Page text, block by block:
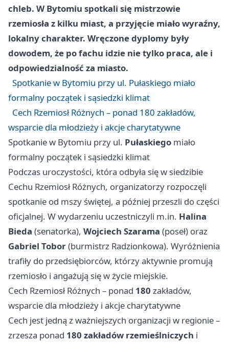
chleb. W Bytomiu spotkali się mistrzowie
rzemiosła z kilku miast, a przyjęcie miało wyraźny,
lokalny charakter. Wręczone dyplomy były
dowodem, że po fachu idzie nie tylko praca, ale i
odpowiedzialność za miasto.
Spotkanie w Bytomiu przy ul. Pułaskiego miało
formalny początek i sąsiedzki klimat
Cech Rzemiosł Różnych – ponad 180 zakładów,
wsparcie dla młodzieży i akcje charytatywne
Spotkanie w Bytomiu przy ul. Pułaskiego miało
formalny początek i sąsiedzki klimat
Podczas uroczystości, która odbyła się w siedzibie
Cechu Rzemiosł Różnych, organizatorzy rozpoczęli
spotkanie od mszy świętej, a później przeszli do części
oficjalnej. W wydarzeniu uczestniczyli m.in. Halina
Bieda (senatorka), Wojciech Szarama (poseł) oraz
Gabriel Tobor(burmistrz Radzionkowa). Wyróżnienia
trafiły do przedsiębiorców, którzy aktywnie promują
rzemiosło i angażują się w życie miejskie.
Cech Rzemiosł Różnych – ponad 180 zakładów,
wsparcie dla młodzieży i akcje charytatywne
Cech jest jedną z ważniejszych organizacji w regionie –
zrzesza ponad 180 zakładów rzemieślniczych i